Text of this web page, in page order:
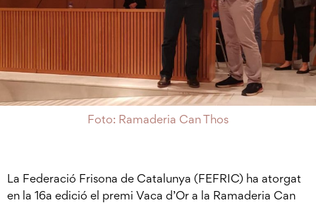
Foto: Ramaderia Can Thos
La Federació Frisona de Catalunya (FEFRIC) ha atorgat
en la 16a edició el premi Vaca d’Or a la Ramaderia Can